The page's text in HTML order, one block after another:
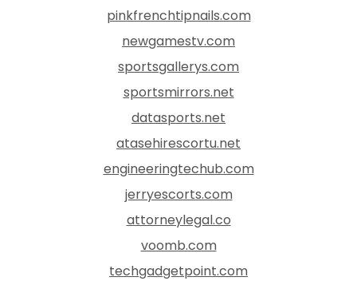
pinkfrenchtipnails.com
newgamestv.com
sportsgallerys.com
sportsmirrors.net
datasports.net
atasehirescortu.net
engineeringtechub.com
jerryescorts.com
attorneylegal.co
voomb.com
techgadgetpoint.com